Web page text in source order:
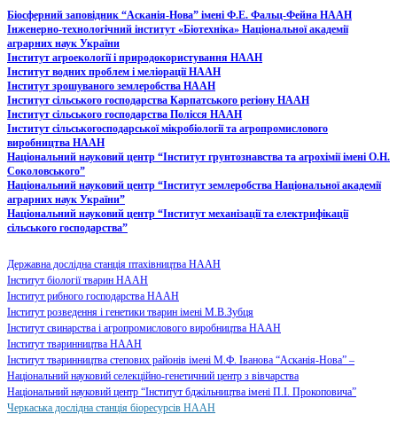
Біосферний заповідник “Асканія-Нова” імені Ф.Е. Фальц-Фейна НААН
​Інженерно-технологічний інститут «Біотехніка» Національної академії
аграрних наук України
Інститут агроекології і природокористування НААН
Інститут водних проблем і меліорації НААН
Інститут зрошуваного землеробства НААН
Інститут сільського господарства Карпатського регіону НААН
Інститут сільського господарства Полісся НААН
Інститут сільськогосподарської мікробіології та агропромислового
виробництва НААН
Національний науковий центр “Інститут грунтознавства та агрохімії імені О.Н.
Соколовського”
Національний науковий центр “Інститут землеробства Національної академії
аграрних наук України”
Національний науковий центр “Інститут механізації та електрифікації
сільського господарства”
Державна дослідна станція птахівництва НААН
Інститут біології тварин НААН
Інститут рибного господарства НААН
Інститут розведення і генетики тварин імені М.В.Зубця
Інститут свинарства і агропромислового виробництва НААН
Інститут тваринництва НААН
Інститут тваринництва степових районів імені М.Ф. Іванова “Асканія-Нова” –
Національний науковий селекційно-генетичний центр з вівчарства
Національний науковий центр “Інститут бджільництва імені П.І. Прокоповича”
Черкаська дослідна станція біоресурсів НААН